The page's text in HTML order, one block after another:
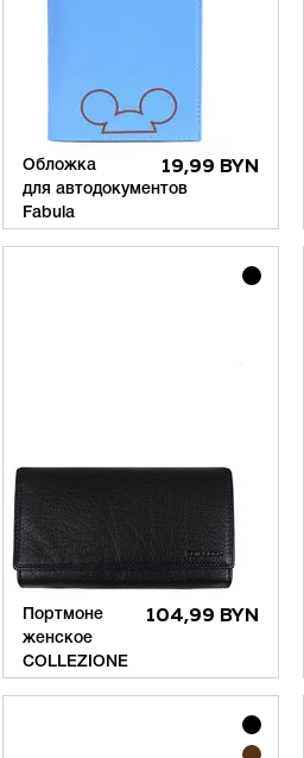
Обложка
для автодокументов
Fabula
19,99 BYN
Портмоне
женское
COLLEZIONE
104,99 BYN